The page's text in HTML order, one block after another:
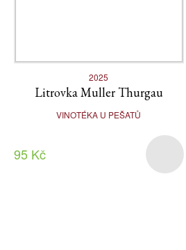
2025
Litrovka Muller Thurgau
VINOTÉKA U PEŠATŮ
95 Kč